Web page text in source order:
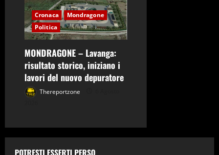
Cronaca
Mondragone
Politica
MONDRAGONE – Lavanga:
risultato storico, iniziano i
lavori del nuovo depuratore
Thereportzone
POTRESTI ESSERTI PERSO